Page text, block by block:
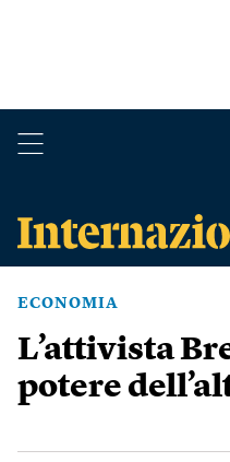
ECONOMIA
L’attivista
potere